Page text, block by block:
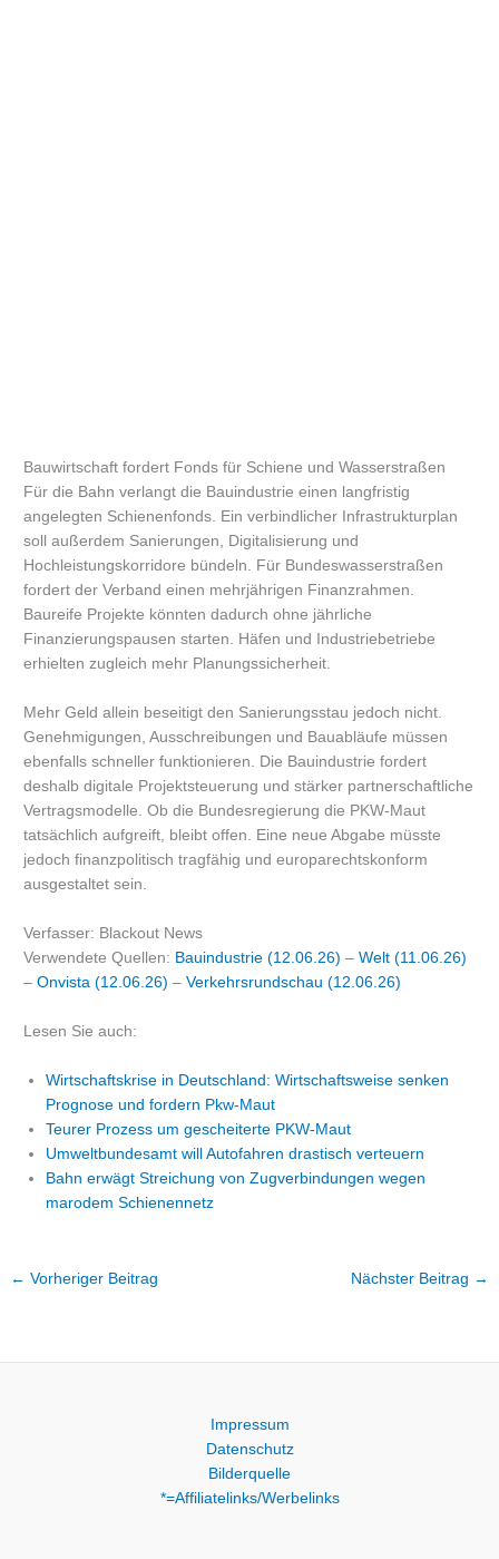
Bauwirtschaft fordert Fonds für Schiene und Wasserstraßen
Für die Bahn verlangt die Bauindustrie einen langfristig
angelegten Schienenfonds. Ein verbindlicher Infrastrukturplan
soll außerdem Sanierungen, Digitalisierung und
Hochleistungskorridore bündeln. Für Bundeswasserstraßen
fordert der Verband einen mehrjährigen Finanzrahmen.
Baureife Projekte könnten dadurch ohne jährliche
Finanzierungspausen starten. Häfen und Industriebetriebe
erhielten zugleich mehr Planungssicherheit.
Mehr Geld allein beseitigt den Sanierungsstau jedoch nicht.
Genehmigungen, Ausschreibungen und Bauabläufe müssen
ebenfalls schneller funktionieren. Die Bauindustrie fordert
deshalb digitale Projektsteuerung und stärker partnerschaftliche
Vertragsmodelle. Ob die Bundesregierung die PKW-Maut
tatsächlich aufgreift, bleibt offen. Eine neue Abgabe müsste
jedoch finanzpolitisch tragfähig und europarechtskonform
ausgestaltet sein.
Verfasser: Blackout News
Verwendete Quellen: Bauindustrie (12.06.26) –Welt (11.06.26)
–Onvista (12.06.26) –Verkehrsrundschau (12.06.26)
Lesen Sie auch:
Wirtschaftskrise in Deutschland: Wirtschaftsweise senken
Prognose und fordern Pkw-Maut
Teurer Prozess um gescheiterte PKW-Maut
Umweltbundesamt will Autofahren drastisch verteuern
Bahn erwägt Streichung von Zugverbindungen wegen
marodem Schienennetz
← Vorheriger Beitrag Nächster Beitrag →
Impressum
Datenschutz
Bilderquelle
*=Affiliatelinks/Werbelinks